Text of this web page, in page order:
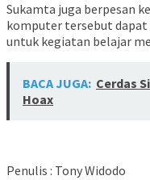
Sukamta juga berpesan
komputer tersebut
untuk kegiatan belajar
BACA JUGA: Cerdas
Hoax
Penulis : Tony Widodo